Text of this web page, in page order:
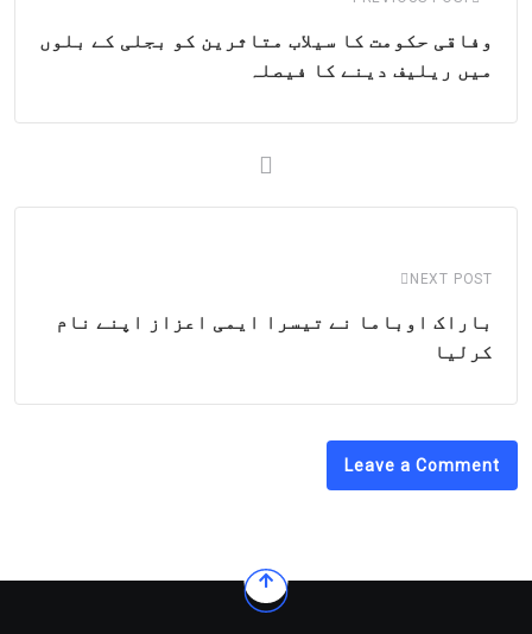
وفاقی حکومت کا سیلاب متاثرین کو بجلی کے بلوں
میں ریلیف دینے کا فیصلہ
NEXT POST
باراک اوباما نے تیسرا ایمی اعزاز اپنے نام
کرلیا
Leave a Comment